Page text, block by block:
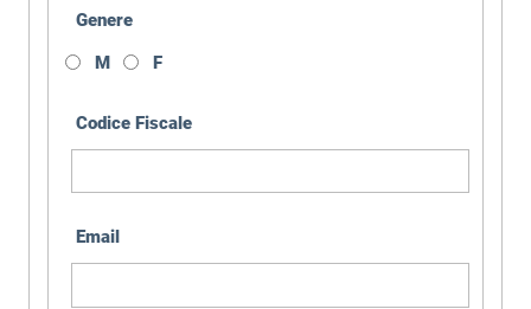
Genere
M
F
Codice Fiscale
Email